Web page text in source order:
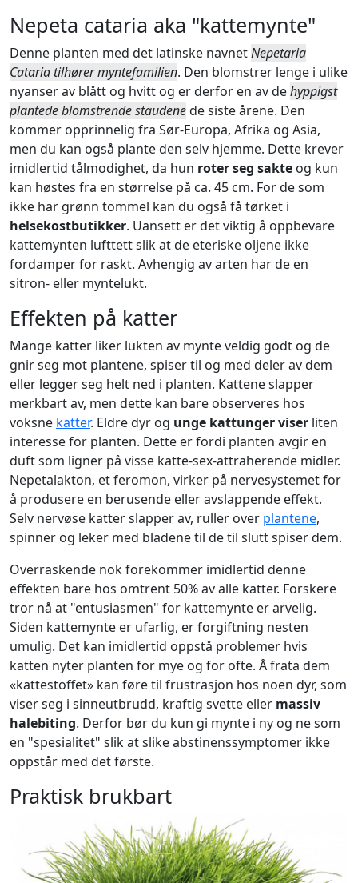
Nepeta cataria aka "kattemynte"
Denne planten med det latinske navnetNepetaria
Cataria tilhører myntefamilien. Den blomstrer lenge i ulike
nyanser av blått og hvitt og er derfor en av dehyppigst
plantede blomstrende staudenede siste årene. Den
kommer opprinnelig fra Sør-Europa, Afrika og Asia,
men du kan også plante den selv hjemme. Dette krever
imidlertid tålmodighet, da hun roter seg sakte og kun
kan høstes fra en størrelse på ca. 45 cm. For de som
ikke har grønn tommel kan du også få tørket i
helsekostbutikker. Uansett er det viktig å oppbevare
kattemynten lufttett slik at de eteriske oljene ikke
fordamper for raskt. Avhengig av arten har de en
sitron- eller myntelukt.
Effekten på katter
Mange katter liker lukten av mynte veldig godt og de
gnir seg mot plantene, spiser til og med deler av dem
eller legger seg helt ned i planten. Kattene slapper
merkbart av, men dette kan bare observeres hos
voksne katter. Eldre dyr og unge kattunger viser liten
interesse for planten. Dette er fordi planten avgir en
duft som ligner på visse katte-sex-attraherende midler.
Nepetalakton, et feromon, virker på nervesystemet for
å produsere en berusende eller avslappende effekt.
Selv nervøse katter slapper av, ruller over plantene,
spinner og leker med bladene til de til slutt spiser dem.
Overraskende nok forekommer imidlertid denne
effekten bare hos omtrent 50% av alle katter. Forskere
tror nå at "entusiasmen" for kattemynte er arvelig.
Siden kattemynte er ufarlig, er forgiftning nesten
umulig. Det kan imidlertid oppstå problemer hvis
katten nyter planten for mye og for ofte. Å frata dem
«kattestoffet» kan føre til frustrasjon hos noen dyr, som
viser seg i sinneutbrudd, kraftig svette eller massiv
halebiting. Derfor bør du kun gi mynte i ny og ne som
en "spesialitet" slik at slike abstinenssymptomer ikke
oppstår med det første.
Praktisk brukbart